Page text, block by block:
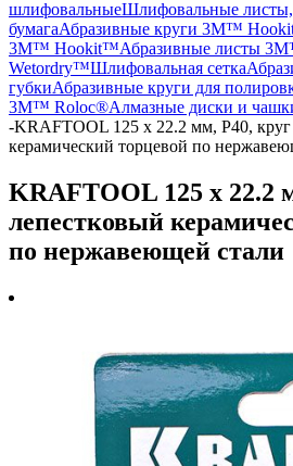
шлифовальныеШлифовальные листы,
бумагаАбразивные круги 3M™
3M™ Hookit™Абразивные листы
Wetordry™Шлифовальная сетка
губкиАбразивные круги для
3M™ Roloc®Алмазные диски и
-KRAFTOOL 125 х 22.2 мм, P40, круг
керамический торцевой по
KRAFTOOL 125 х 22.2
лепестковый
по нержавеющей стали